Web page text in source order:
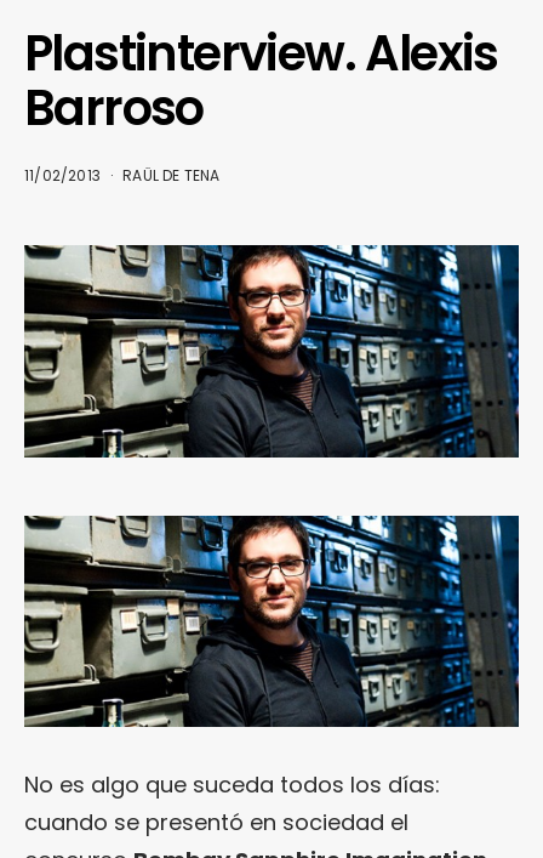
Plastinterview. Alexis
Barroso
11/02/2013 RAÜL DE TENA
No es algo que suceda todos los días:
cuando se presentó en sociedad el